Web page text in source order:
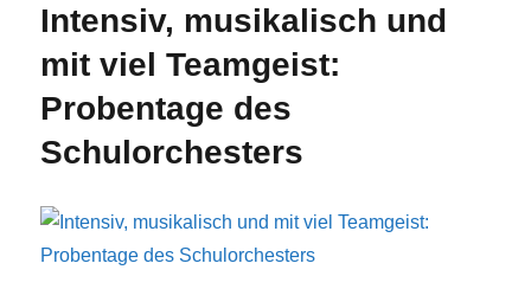
Landesjugendchor
Intensiv, musikalisch und
mit viel Teamgeist:
Probentage des
Schulorchesters